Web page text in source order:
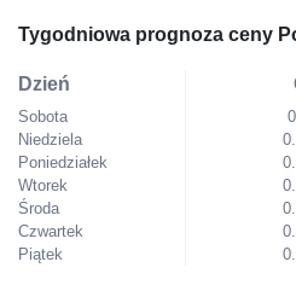
Tygodniowa prognoza ceny
Dzień
Sobota
Niedziela
Poniedziałek
Wtorek
Środa
Czwartek
Piątek